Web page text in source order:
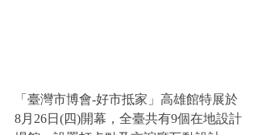
「臺灣市博會-好市抵家」高雄館特展於
8月26日(四)開幕，全臺共有9個在地設計